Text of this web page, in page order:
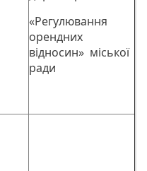
«Регулювання
орендних
відносин» міської
ради